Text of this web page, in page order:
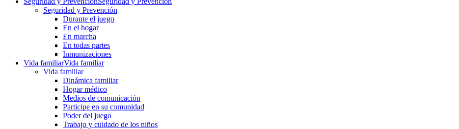
Seguridad y Prevención
Durante el juego
En el hogar
En marcha
En todas partes
Inmunizaciones
Vida familiarVida familiar
Vida familiar
Dinámica familiar
Hogar médico
Medios de comunicación
Participe en su comunidad
Poder del juego
Trabajo y cuidado de los niños